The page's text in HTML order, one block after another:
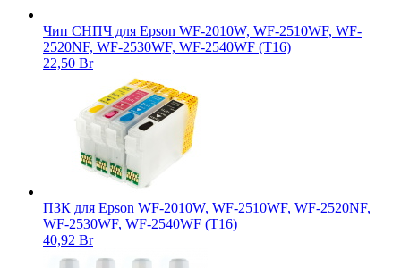
Чип СНПЧ для Epson WF-2010W, WF-2510WF, WF-
2520NF, WF-2530WF, WF-2540WF (T16)
22,50 Br
ПЗК для Epson WF-2010W, WF-2510WF, WF-2520NF,
WF-2530WF, WF-2540WF (T16)
40,92 Br